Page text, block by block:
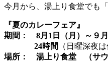
今月から、湯上り食堂でも
『夏のカレーフェア』
期間： 8月1日（月）～９月
24時間
（日曜深夜は
場所： 湯上り食堂 （サウ